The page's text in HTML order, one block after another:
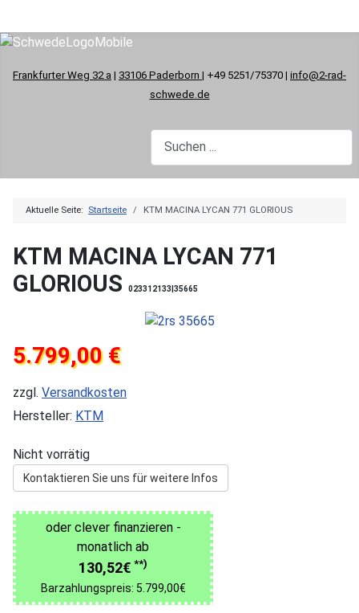
Frankfurter Weg 32 a | 33106 Paderborn | +49 5251/75370 | info@2-rad-
schwede.de
Aktuelle Seite: Startseite KTM MACINA LYCAN 771 GLORIOUS
KTM MACINA LYCAN 771
GLORIOUS
023312133|35665
5.799,00 €
zzgl. Versandkosten
Hersteller: KTM
Nicht vorrätig
Kontaktieren Sie uns für weitere Infos
oder clever finanzieren -
monatlich ab
130,52€ **)
Barzahlungspreis: 5.799,00€